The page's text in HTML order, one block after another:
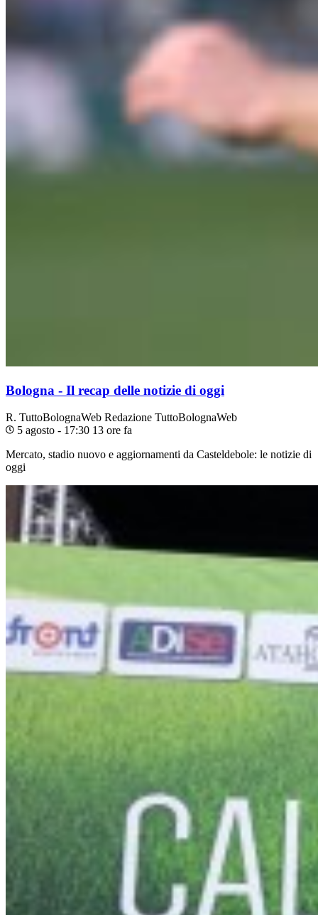
Bologna - Il recap delle notizie di oggi
R. TuttoBolognaWeb Redazione TuttoBolognaWeb
5 agosto - 17:30 13 ore fa
Mercato, stadio nuovo e aggiornamenti da Casteldebole: le notizie di
oggi